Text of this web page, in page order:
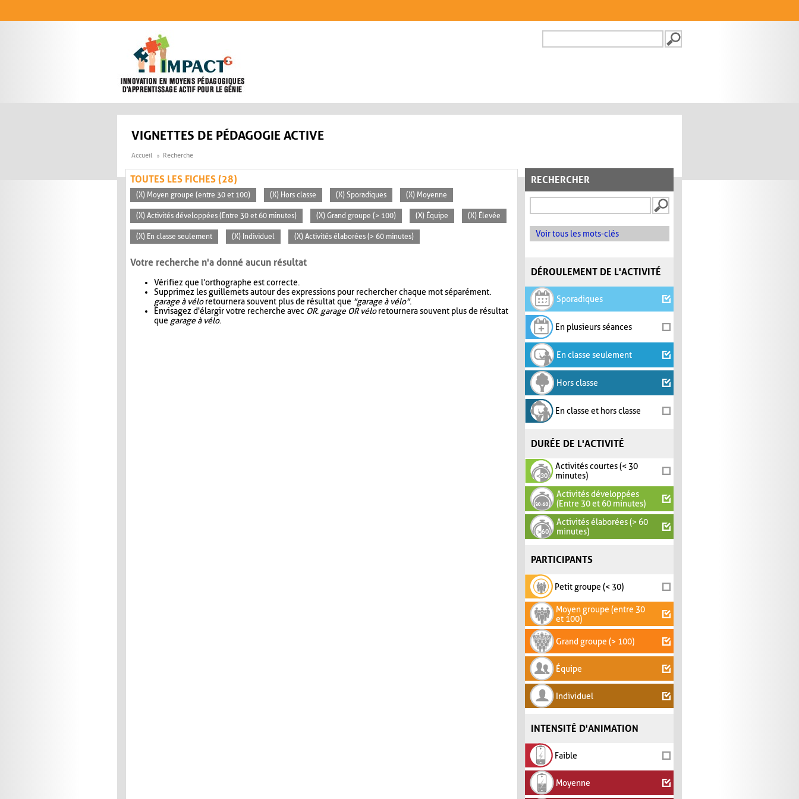
FORMULAIRE DE
VIGNETTES DE PÉDAGOGIE ACTIVE
Accueil Recherche
RECHERCHER
Voir tous les mots-clés
DÉROULEMENT DE L'ACTIVITÉ
Sporadiques
En plusieurs séances
En classe seulement
Hors classe
En classe et hors classe
DURÉE DE L'ACTIVITÉ
Activités courtes (< 30
minutes)
Activités développées
(Entre 30 et 60 minutes)
Activités élaborées (> 60
minutes)
PARTICIPANTS
Petit groupe (< 30)
Moyen groupe (entre 30
et 100)
Grand groupe (> 100)
Équipe
Individuel
INTENSITÉ D'ANIMATION
Faible
Moyenne
TOUTES LES FICHES (28)
(X) Moyen groupe (entre 30 et 100) (X) Hors classe (X) Sporadiques (X) Moyenne
(X) Activités développées (Entre 30 et 60 minutes) (X) Grand groupe (> 100) (X) Équipe (X) Élevée
(X) En classe seulement (X) Individuel (X) Activités élaborées (> 60 minutes)
Votre recherche n'a donné aucun résultat
Vérifiez que l'orthographe est correcte.
Supprimez les guillemets autour des expressions pour rechercher chaque mot séparément.
garage à véloretournera souvent plus de résultat que "garage à vélo".
Envisagez d'élargir votre recherche avec OR. garage OR véloretournera souvent plus de résultat
que garage à vélo.